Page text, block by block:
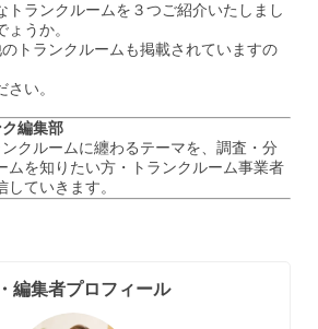
トランクルームを３つご紹介いたしまし
うか。
トランクルームも掲載されていますの
い。
編集部
クルームに纏わるテーマを、調査・分
ムを知りたい方・トランクルーム事業者
ていきます。
編集者プロフィール